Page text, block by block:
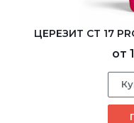
ЦЕРЕЗИТ CT 17
от